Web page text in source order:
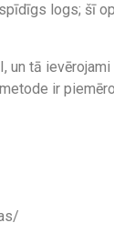
logs; šī
un tā ievērojami
ir